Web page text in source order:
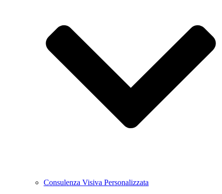
Consulenza Visiva Personalizzata